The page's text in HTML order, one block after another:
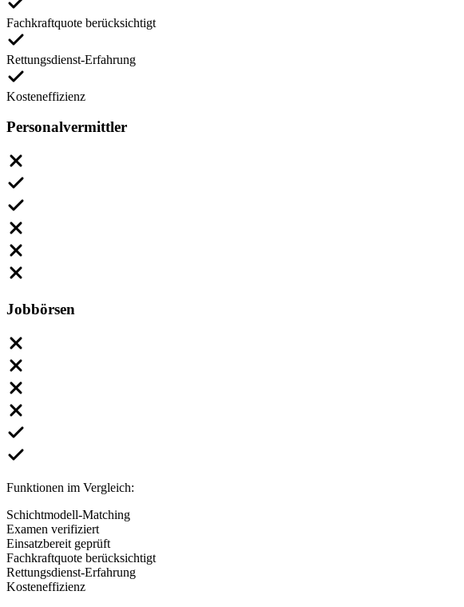
Fachkraftquote berücksichtigt
Rettungsdienst-Erfahrung
Kosteneffizienz
Personalvermittler
Jobbörsen
Funktionen im Vergleich:
Schichtmodell-Matching
Examen verifiziert
Einsatzbereit geprüft
Fachkraftquote berücksichtigt
Rettungsdienst-Erfahrung
Kosteneffizienz